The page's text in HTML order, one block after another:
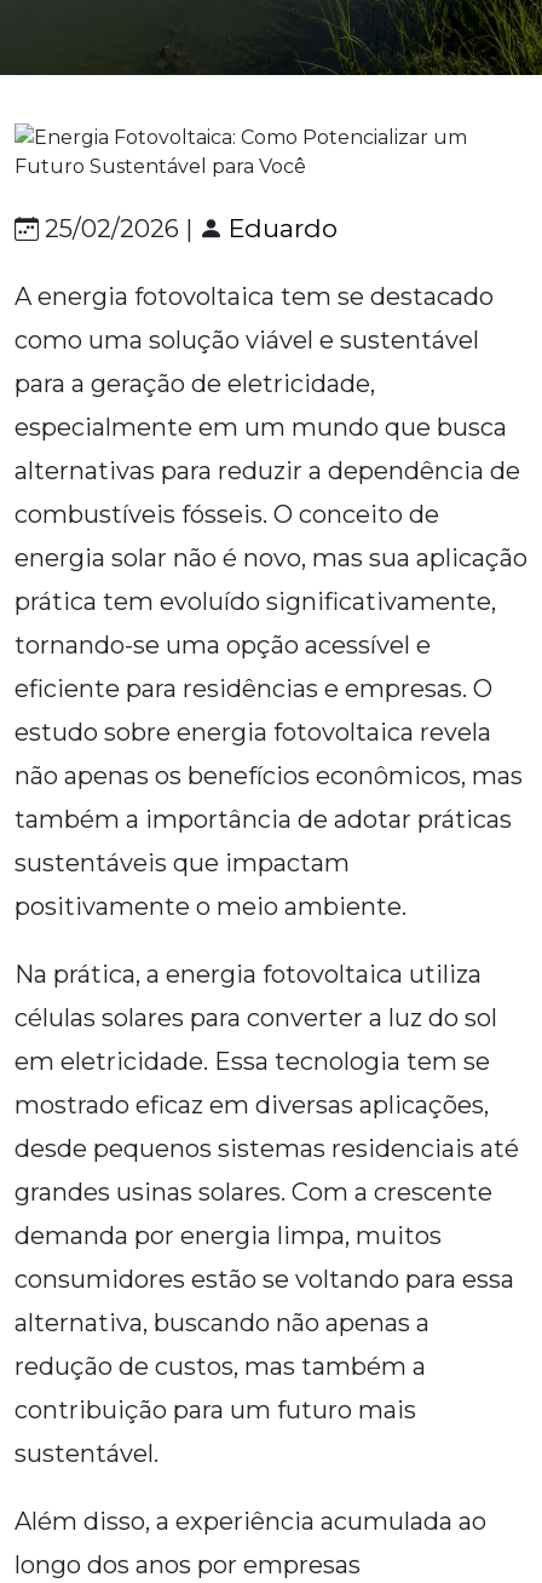
25/02/2026 | Eduardo
A energia fotovoltaica tem se destacado
como uma solução viável e sustentável
para a geração de eletricidade,
especialmente em um mundo que busca
alternativas para reduzir a dependência de
combustíveis fósseis. O conceito de
energia solar não é novo, mas sua aplicação
prática tem evoluído significativamente,
tornando-se uma opção acessível e
eficiente para residências e empresas. O
estudo sobre energia fotovoltaica revela
não apenas os benefícios econômicos, mas
também a importância de adotar práticas
sustentáveis que impactam
positivamente o meio ambiente.
Na prática, a energia fotovoltaica utiliza
células solares para converter a luz do sol
em eletricidade. Essa tecnologia tem se
mostrado eficaz em diversas aplicações,
desde pequenos sistemas residenciais até
grandes usinas solares. Com a crescente
demanda por energia limpa, muitos
consumidores estão se voltando para essa
alternativa, buscando não apenas a
redução de custos, mas também a
contribuição para um futuro mais
sustentável.
Além disso, a experiência acumulada ao
longo dos anos por empresas